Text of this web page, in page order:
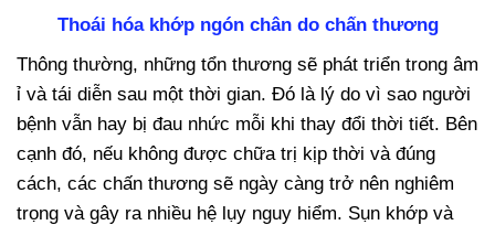
Thoái hóa khớp ngón chân do chấn thương
Thông thường, những tổn thương sẽ phát triển trong âm
ỉ và tái diễn sau một thời gian. Đó là lý do vì sao người
bệnh vẫn hay bị đau nhức mỗi khi thay đổi thời tiết. Bên
cạnh đó, nếu không được chữa trị kịp thời và đúng
cách, các chấn thương sẽ ngày càng trở nên nghiêm
trọng và gây ra nhiều hệ lụy nguy hiểm. Sụn khớp và